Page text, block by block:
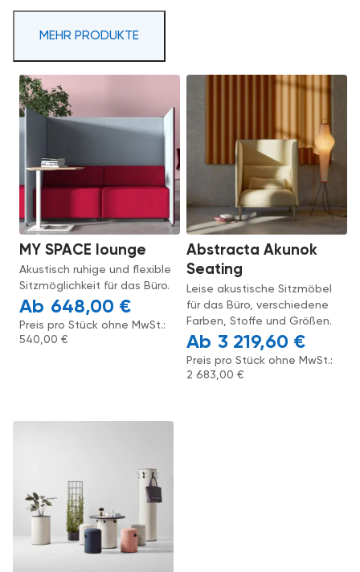
MEHR PRODUKTE
MY SPACE lounge
Akustisch ruhige und flexible
Sitzmöglichkeit für das Büro.
648,00 €
Preis pro Stück ohne MwSt.:
540,00€
Abstracta Akunok
Seating
Leise akustische Sitzmöbel
für das Büro, verschiedene
Farben, Stoffe und Größen.
3 219,60 €
Preis pro Stück ohne MwSt.:
2 683,00€